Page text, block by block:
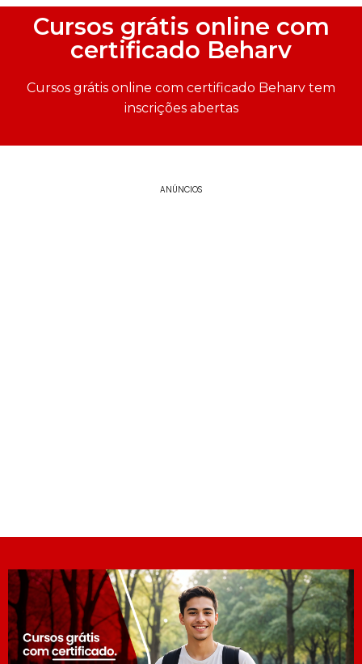
Cursos grátis online com
certificado Beharv
Cursos grátis online com certificado Beharv tem
inscrições abertas
ANÚNCIOS